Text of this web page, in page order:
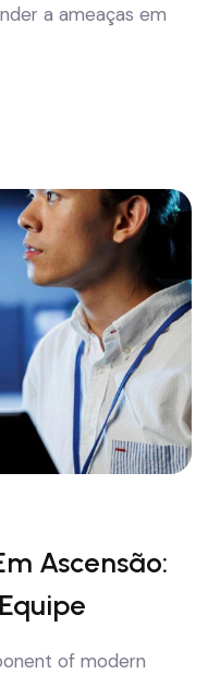
a ameaças em
Ascensão:
of modern